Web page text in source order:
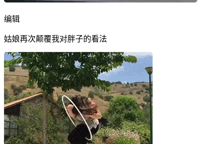
编辑
姑娘再次颠覆我对胖子的看法